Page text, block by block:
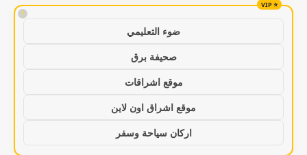
!
ضوء التعليمي
صحيفة برق
موقع اشراقات
موقع اشراق اون لاين
اركان سياحة وسفر